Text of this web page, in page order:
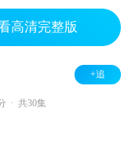
高清完整版
+追
共30集